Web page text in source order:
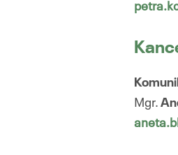
Mgr.